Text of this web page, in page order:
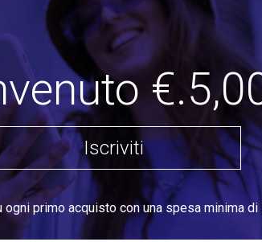
Iscriviti
ogni primo acquisto con una spesa minima di